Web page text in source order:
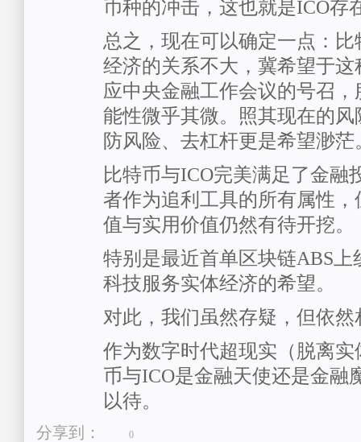
币种的冲击，这也就是ICO存
总之，现在可以确定一点：
经济的关系不大，冀希望于
应中央金融工作会议的号召
能性微乎其微。照其现在的
防风险、去杠杆更是希望渺茫
比特币与ICO完美满足了金融
者作为追利工具的所有属性
值与实用价值仍然有待开挖。
特别是最近首单区块链ABS上
科技服务实体经济的希望。
对此，我们虽然存疑，但依然
作为数字时代超现实（脱离
币与ICO是金融天使还是金融
以待。
分享到： 0